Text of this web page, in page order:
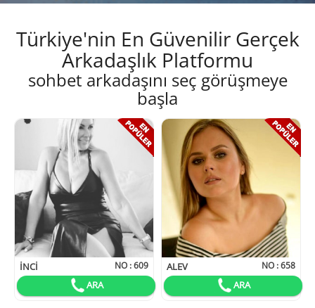
Türkiye'nin En Güvenilir Gerçek
Arkadaşlık Platformu
sohbet arkadaşını seç görüşmeye
başla
INCI NO :609
ARA
ALEV NO :658
ARA